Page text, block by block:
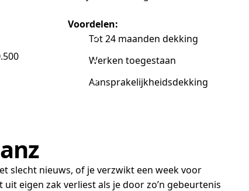
Voordelen:
Tot 24 maanden dekking
Werken toegestaan
Aansprakelijkheidsdekking
slecht nieuws, of je verzwikt een week voor
eigen zak verliest als je door zo’n gebeurtenis